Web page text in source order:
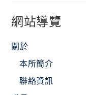
網站導覽
關於
本所簡介
聯絡資訊